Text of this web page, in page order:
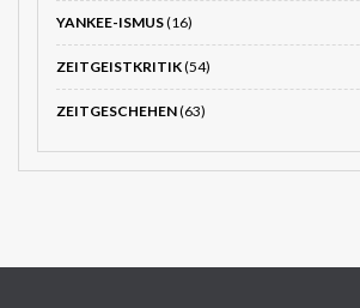
YANKEE-ISMUS(16)
ZEITGEISTKRITIK(54)
ZEITGESCHEHEN(63)